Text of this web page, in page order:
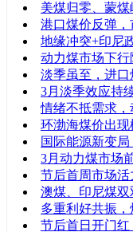
美煤归零、蒙
港口煤价反弹
地缘冲突+印尼
动力煤市场下行
淡季虽至，进口
3月淡季效应持
情绪不抵需求
环渤海煤价出
国际能源新变
3月动力煤市场
节后首周市场
澳煤、印尼煤
多重利好共振，
节后首日开门